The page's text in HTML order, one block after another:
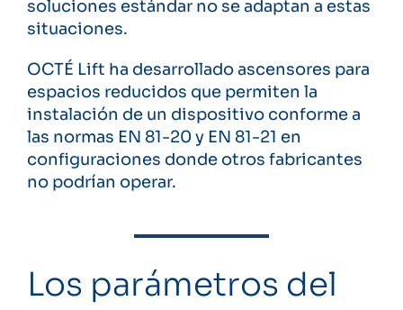
soluciones estándar no se adaptan a estas
situaciones.
OCTÉ Lift ha desarrollado ascensores para
espacios reducidos que permiten la
instalación de un dispositivo conforme a
las normas EN 81-20 y EN 81-21 en
configuraciones donde otros fabricantes
no podrían operar.
Los parámetros del